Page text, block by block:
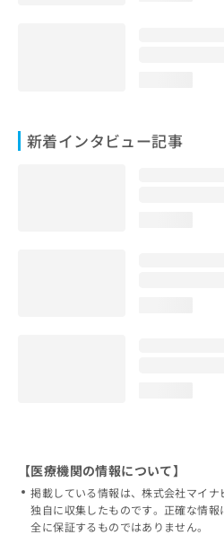
新着インタビュー記事
【医療機関の情報について】
掲載している情報は、株式会社マイ
独自に収集したものです。正確な情
全に保証するものではありません。